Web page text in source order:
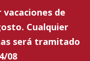
de
Cualquier
será tramitado
08